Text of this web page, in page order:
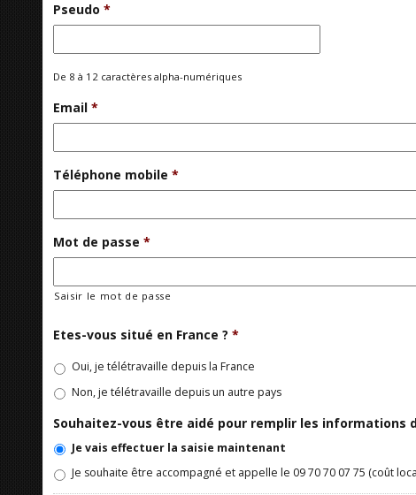
Pseudo *
De 8 à 12 caractères alpha-numériques
Email *
Téléphone mobile *
Mot de passe *
Saisir le mot de passe
Etes-vous situé en France ? *
Oui, je télétravaille depuis la France
Non, je télétravaille depuis un autre pays
Souhaitez-vous être aidé pour remplir les informations
Je vais effectuer la saisie maintenant
Je souhaite être accompagné et appelle le 09 70 70 07 75 (coût